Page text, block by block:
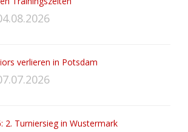
verlieren in Potsdam
2. Turniersieg in Wustermark